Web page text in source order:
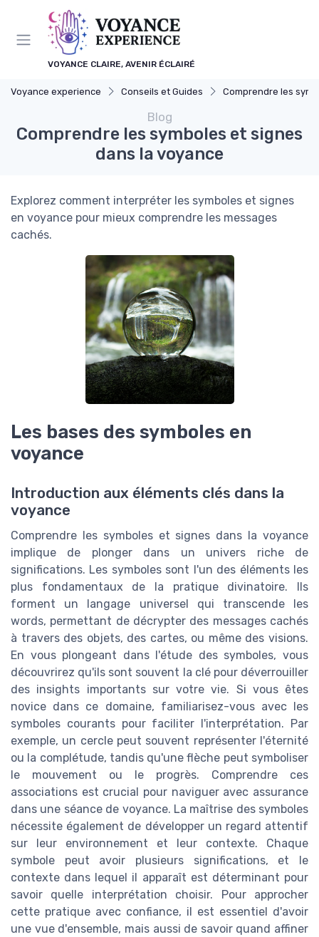
VOYANCE CLAIRE, AVENIR ÉCLAIRÉ
Voyance experience Conseils et Guides Comprendre les symboles et
Blog
Comprendre les symboles et signes
dans la voyance
Explorez comment interpréter les symboles et signes
en voyance pour mieux comprendre les messages
cachés.
Les bases des symboles en
voyance
Introduction aux éléments clés dans la
voyance
Comprendre les symboles et signes dans la voyance
implique de plonger dans un univers riche de
significations. Les symboles sont l'un des éléments les
plus fondamentaux de la pratique divinatoire. Ils
forment un langage universel qui transcende les
words, permettant de décrypter des messages cachés
à travers des objets, des cartes, ou même des visions.
En vous plongeant dans l'étude des symboles, vous
découvrirez qu'ils sont souvent la clé pour déverrouiller
des insights importants sur votre vie. Si vous êtes
novice dans ce domaine, familiarisez-vous avec les
symboles courants pour faciliter l'interprétation. Par
exemple, un cercle peut souvent représenter l'éternité
ou la complétude, tandis qu'une flèche peut symboliser
le mouvement ou le progrès. Comprendre ces
associations est crucial pour naviguer avec assurance
dans une séance de voyance. La maîtrise des symboles
nécessite également de développer un regard attentif
sur leur environnement et leur contexte. Chaque
symbole peut avoir plusieurs significations, et le
contexte dans lequel il apparaît est déterminant pour
savoir quelle interprétation choisir. Pour approcher
cette pratique avec confiance, il est essentiel d'avoir
une vue d'ensemble, mais aussi de savoir quand affiner
Panneau de gestion des cookies